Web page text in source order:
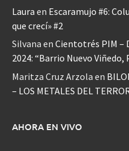
Laura en Escaramujo #6:
que crecí» #2
Silvana en Cientotrés PIM –
2024: “Barrio Nuevo Viñedo,
Maritza Cruz Arzola en
– LOS METALES DEL
AHORA EN VIVO